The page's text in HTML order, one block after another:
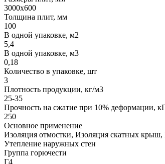
3000х600
Толщина плит, мм
100
В одной упаковке, м2
5,4
В одной упаковке, м3
0,18
Количество в упаковке, шт
3
Плотность продукции, кг/м3
25-35
Прочность на сжатие при 10% деформации,
250
Основное применение
Изоляция отмостки, Изоляция скатных крыш,
Утепление наружных стен
Группа горючести
Г4